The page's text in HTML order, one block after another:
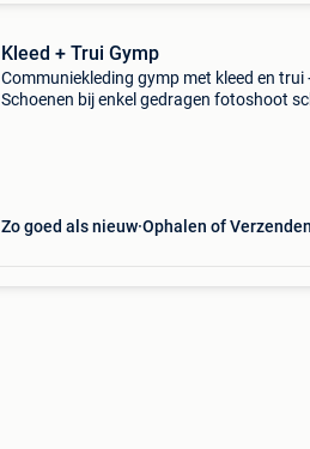
Kleed + Trui Gymp
Communiekleding gymp met kleed en trui
Schoenen bij enkel gedragen fotoshoot
Zo goed als nieuw Ophalen of Verzenden